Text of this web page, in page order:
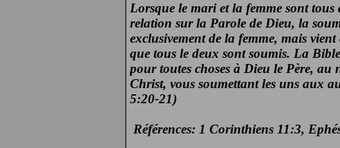
Lorsque le mari et la femme sont
relation sur la Parole de Dieu, la
exclusivement de la femme, mais
que tous le deux sont soumis. La
pour toutes choses à Dieu le Père, au
Christ, vous soumettant les uns aux
5:20-21)
Références: 1 Corinthiens 11:3,